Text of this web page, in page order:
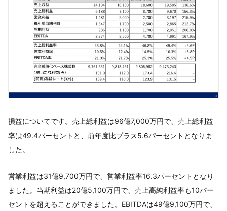
損益についてです。売上総利益は96億7,000万円で、売上総利益
率は49.4パーセントと、前年度比プラス5.6パーセントとなりま
した。
営業利益は31億9,700万円で、営業利益率16.3パーセントとなり
ました。当期利益は20億5,100万円で、売上高純利益率も10パー
セントを超えることができました。EBITDAは49億9,100万円で、